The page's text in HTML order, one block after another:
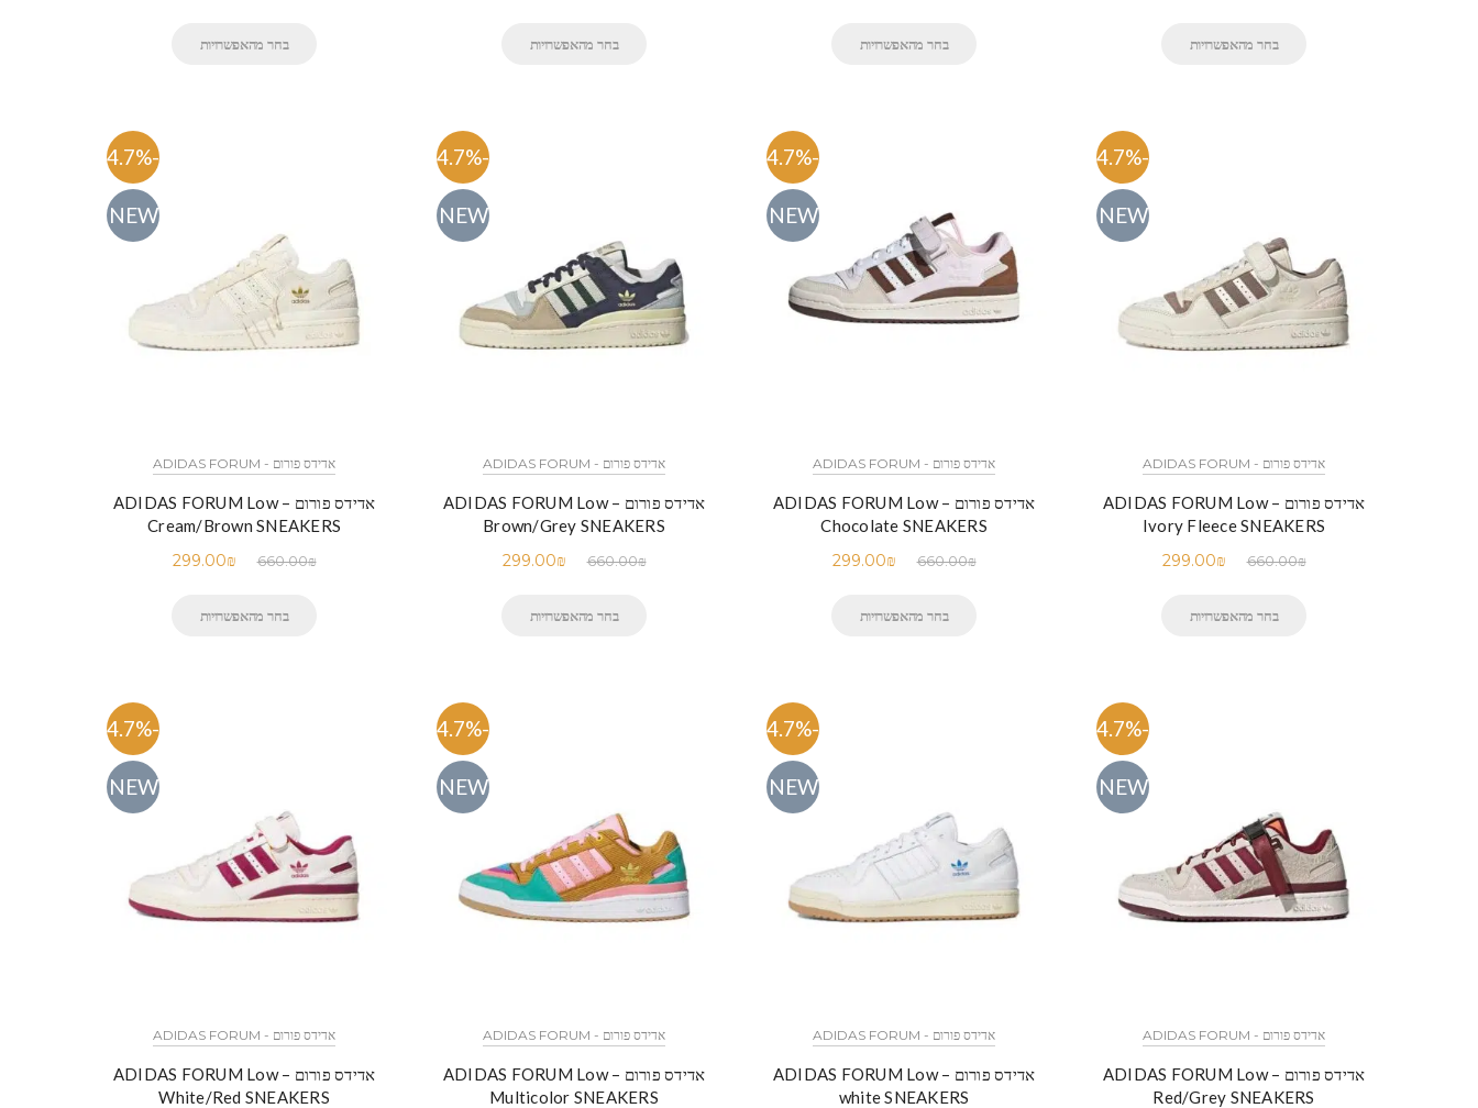
בחר מהאפשרויות בחר מהאפשרויות בחר מהאפשרויות בחר מהאפשרויות
-54.7%
NEW
אדידס פורום - ADIDAS FORUM
אדידס פורום – ADIDAS FORUM Low
Cream/Brown SNEAKERS
660.00₪
299.00₪
בחר מהאפשרויות
-54.7%
NEW
אדידס פורום - ADIDAS FORUM
אדידס פורום – ADIDAS FORUM Low
Brown/Grey SNEAKERS
660.00₪
299.00₪
בחר מהאפשרויות
-54.7%
NEW
אדידס פורום - ADIDAS FORUM
אדידס פורום – ADIDAS FORUM Low
Chocolate SNEAKERS
660.00₪
299.00₪
בחר מהאפשרויות
-54.7%
NEW
אדידס פורום - ADIDAS FORUM
אדידס פורום – ADIDAS FORUM Low
Ivory Fleece SNEAKERS
660.00₪
299.00₪
בחר מהאפשרויות
-54.7%
NEW
אדידס פורום - ADIDAS FORUM
אדידס פורום – ADIDAS FORUM Low
White/Red SNEAKERS
-54.7%
NEW
אדידס פורום - ADIDAS FORUM
אדידס פורום – ADIDAS FORUM Low
Multicolor SNEAKERS
-54.7%
NEW
אדידס פורום - ADIDAS FORUM
אדידס פורום – ADIDAS FORUM Low
white SNEAKERS
-54.7%
NEW
אדידס פורום - ADIDAS FORUM
אדידס פורום – ADIDAS FORUM Low
Red/Grey SNEAKERS